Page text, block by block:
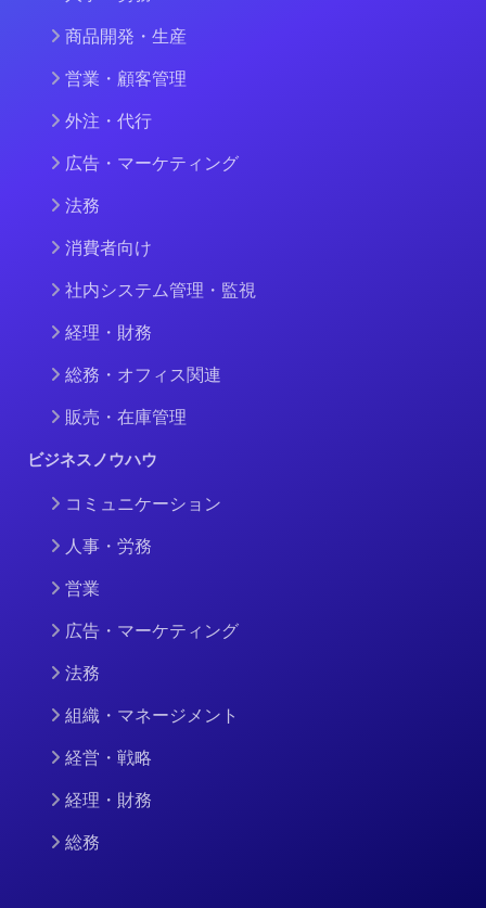
商品開発・生産
営業・顧客管理
外注・代行
広告・マーケティング
法務
消費者向け
社内システム管理・監視
経理・財務
総務・オフィス関連
販売・在庫管理
ビジネスノウハウ
コミュニケーション
人事・労務
営業
広告・マーケティング
法務
組織・マネージメント
経営・戦略
経理・財務
総務